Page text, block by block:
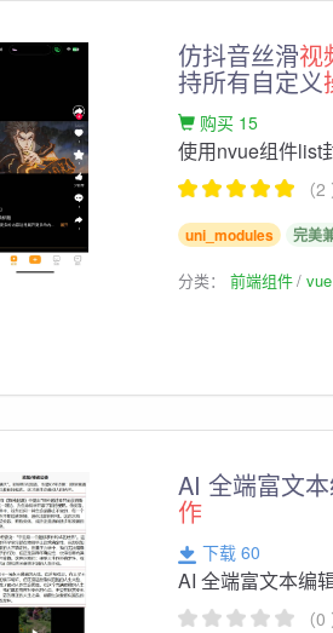
仿抖音丝滑视
持所有自定义
购买 15
使用nvue组件list
（
uni_modules 完美
分类：前端组件
AI 全端富文
作
下载 60
AI 全端富文本编
（